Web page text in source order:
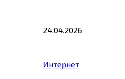
24.04.2026
Интернет